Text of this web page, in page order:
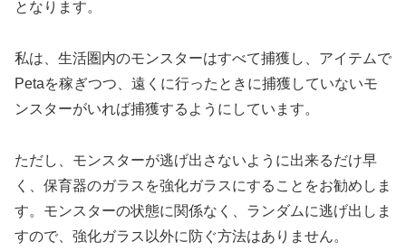
となります。
私は、生活圏内のモンスターはすべて捕獲し、アイテムで
Petaを稼ぎつつ、遠くに行ったときに捕獲していないモ
ンスターがいれば捕獲するようにしています。
ただし、モンスターが逃げ出さないように出来るだけ早
く、保育器のガラスを強化ガラスにすることをお勧めしま
す。モンスターの状態に関係なく、ランダムに逃げ出しま
すので、強化ガラス以外に防ぐ方法はありません。